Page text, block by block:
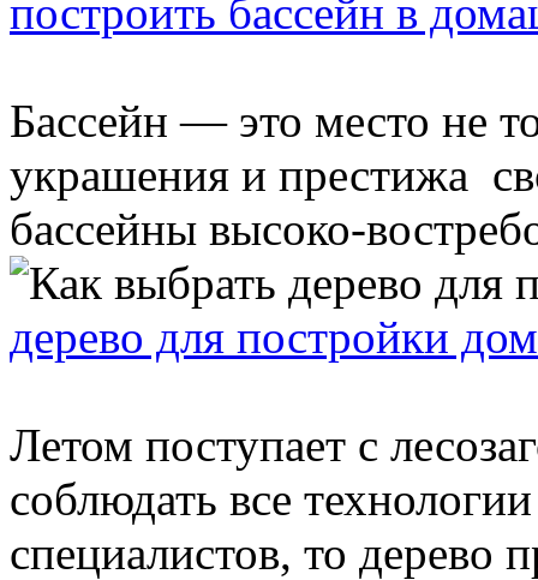
построить бассейн в
Бассейн — это место не
украшения и престижа
бассейны высоко-
дерево для постройки
Летом поступает с
соблюдать все
специалистов, то дерево